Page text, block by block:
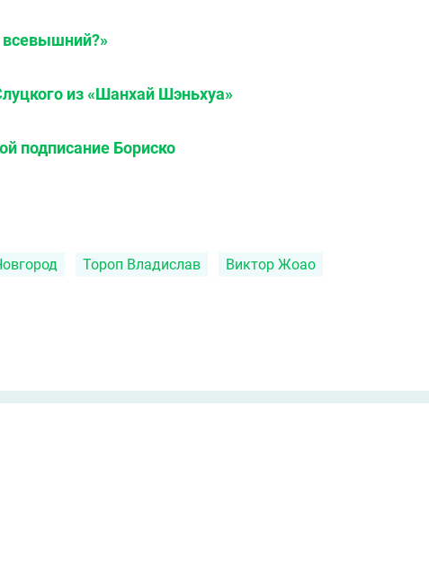
из «Шанхай Шэньхуа»
подписание Бориско
Тороп Владислав Виктор Жоао